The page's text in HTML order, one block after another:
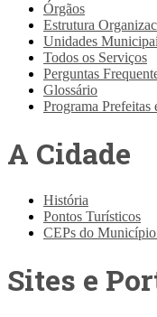
Órgãos
Estrutura
Unidades
Todos os Serviços
Perguntas
Glossário
Programa Prefeitas
A Cidade
História
Pontos Turísticos
CEPs do
Sites e